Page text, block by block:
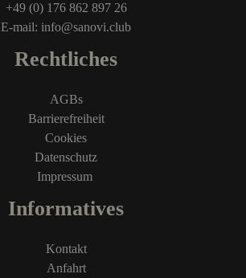
+49 (0) 176 862 897 26
E-mail: info@sanovi.club
Rechtliches
AGBs
Barrierefreiheit
Cookies
Datenschutz
Impressum
Informatives
Kontakt
Anfahrt